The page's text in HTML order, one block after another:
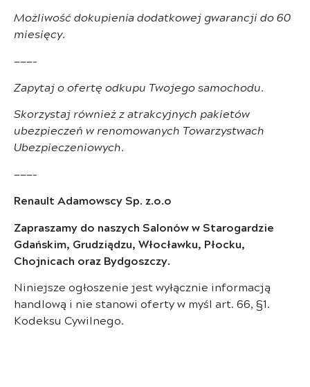
Możliwość dokupienia dodatkowej gwarancji do 60
miesięcy.
———-
Zapytaj o ofertę odkupu Twojego samochodu.
Skorzystaj również z atrakcyjnych pakietów
ubezpieczeń w renomowanych Towarzystwach
Ubezpieczeniowych.
———-
Renault Adamowscy Sp. z.o.o
Zapraszamy do naszych Salonów w Starogardzie
Gdańskim, Grudziądzu, Włocławku, Płocku,
Chojnicach oraz Bydgoszczy.
Niniejsze ogłoszenie jest wyłącznie informacją
handlową i nie stanowi oferty w myśl art. 66, §1.
Kodeksu Cywilnego.